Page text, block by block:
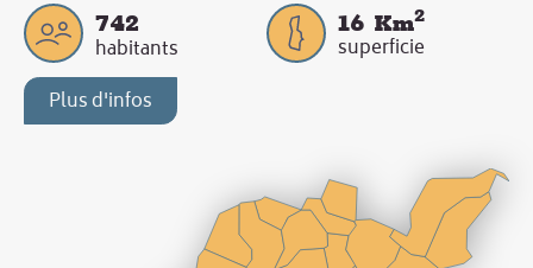
742
habitants
16 Km2
superficie
Plus d'infos